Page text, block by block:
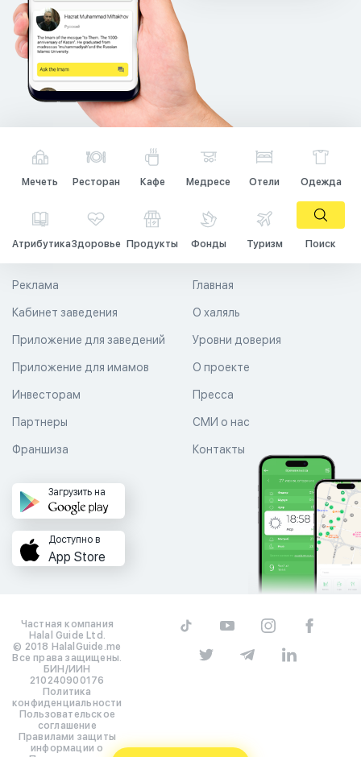
Мечеть Ресторан Кафе Медресе Отели Одежда
АтрибутикаЗдоровье Продукты Фонды Туризм Поиск
Главная
О халяль
Уровни доверия
Реклама
Кабинет заведения
Приложение для заведений
Приложение для имамов О проекте
Пресса
СМИ о нас
Контакты
Инвесторам
Партнеры
Франшиза
Загрузить на
Доступно в
App Store
Частная компания
Halal Guide Ltd.
© 2018 HalalGuide.me
Все права защищены.
БИН/ИИН
210240900176
Политика
конфиденциальности
Пользовательское
соглашение
Правилами защиты
информации о